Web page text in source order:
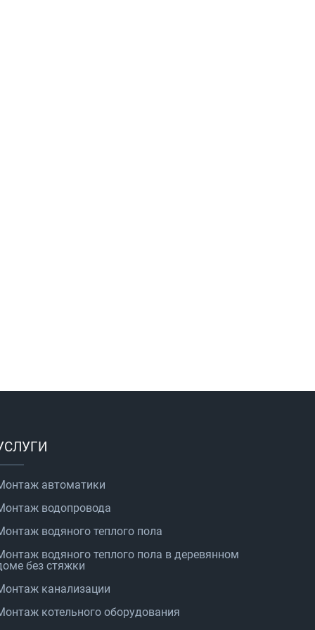
автоматики
водопровода
водяного теплого пола
водяного теплого пола в деревянном
без стяжки
канализации
котельного оборудования